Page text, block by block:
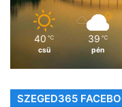
40 ℃
csü
39 ℃
pén
SZEGED365